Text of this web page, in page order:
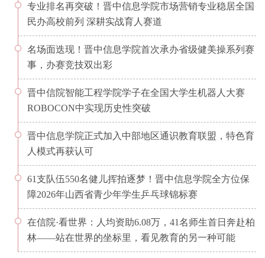
专业排名再突破！晋中信息学院市场营销专业稳居全国
民办高校前列 深耕实战育人赛道
名场面迭现！晋中信息学院首次承办省级健美操系列赛
事，办赛竞技双出彩
晋中信院智能工程学院学子在全国大学生机器人大赛
ROBOCON中实现历史性突破
晋中信息学院正式加入中部地区通识教育联盟，特色育
人模式再获认可
61支队伍550名健儿挥拍逐梦！晋中信息学院全方位保
障2026年山西省青少年学生乒乓球锦标赛
在信院·看世界：人均资助6.08万，41名师生首日奔赴柏
林——站在世界的坐标里，看见教育的另一种可能